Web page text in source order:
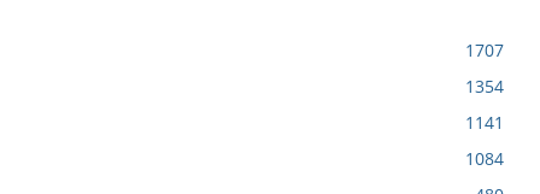
1707
1354
1141
1084